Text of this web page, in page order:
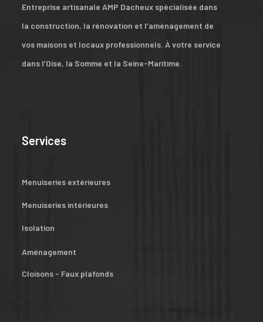
Entreprise artisanale AMP Dacheux spécialisée dans
la construction, la rénovation et l’aménagement de
vos maisons et locaux professionnels. À votre service
dans l’Oise, la Somme et la Seine-Maritime.
Services
Menuiseries extérieures
Menuiseries intérieures
Isolation
Aménagement
Cloisons - Faux plafonds